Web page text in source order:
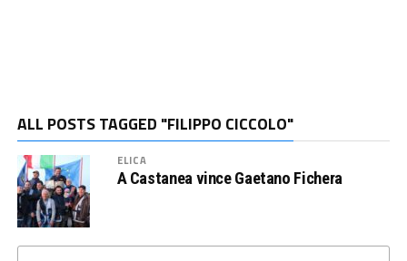
ALL POSTS TAGGED "FILIPPO CICCOLO"
ELICA
A Castanea vince Gaetano Fichera